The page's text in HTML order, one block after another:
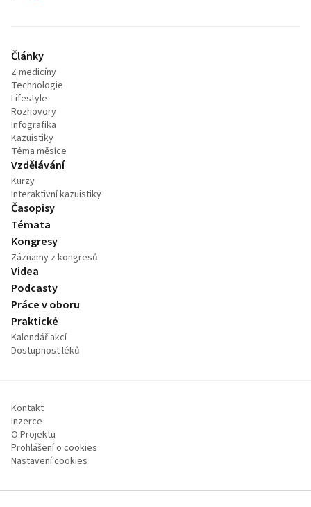
Články
Z medicíny
Technologie
Lifestyle
Rozhovory
Infografika
Kazuistiky
Téma měsíce
Vzdělávání
Kurzy
Interaktivní kazuistiky
Časopisy
Témata
Kongresy
Záznamy z kongresů
Videa
Podcasty
Práce v oboru
Praktické
Kalendář akcí
Dostupnost léků
Kontakt
Inzerce
O Projektu
Prohlášení o cookies
Nastavení cookies